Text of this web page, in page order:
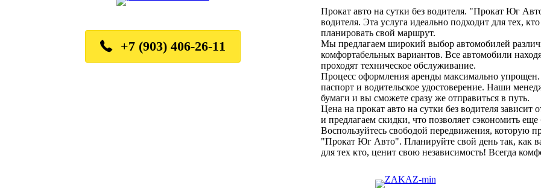
+7 (903) 406-26-11
Прокат авто на сутки без водителя. "Прокат Юг
водителя. Эта услуга идеально подходит для тех,
планировать свой маршрут.
Мы предлагаем широкий выбор автомобилей
комфортабельных вариантов. Все автомобили
проходят техническое обслуживание.
Процесс оформления аренды максимально
паспорт и водительское удостоверение. Наши
бумаги и вы сможете сразу же отправиться в путь.
Цена на прокат авто на сутки без водителя
и предлагаем скидки, что позволяет сэкономить
Воспользуйтесь свободой передвижения, которую
"Прокат Юг Авто". Планируйте свой день так, как
для тех кто, ценит свою независимость! Всегда